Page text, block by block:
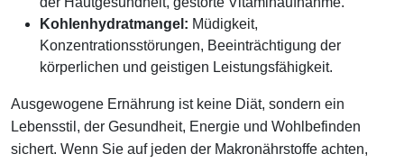
Kohlenhydratmangel: Müdigkeit,
Konzentrationsstörungen, Beeinträchtigung der
körperlichen und geistigen Leistungsfähigkeit.
Ausgewogene Ernährung ist keine Diät, sondern ein
Lebensstil, der Gesundheit, Energie und Wohlbefinden
sichert. Wenn Sie auf jeden der Makronährstoffe achten,